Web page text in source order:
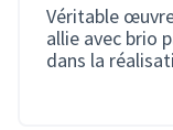
Véritable
allie avec brio
dans la